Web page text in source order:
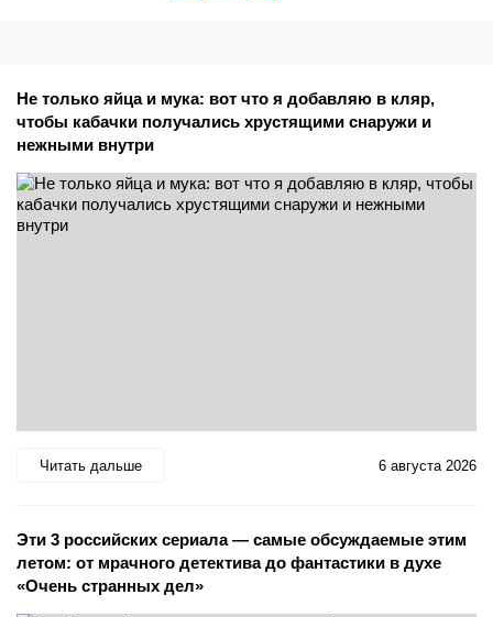
Не только яйца и мука: вот что я добавляю в кляр,
чтобы кабачки получались хрустящими снаружи и
нежными внутри
Читать дальше 6 августа 2026
Эти 3 российских сериала — самые обсуждаемые этим
летом: от мрачного детектива до фантастики в духе
«Очень странных дел»